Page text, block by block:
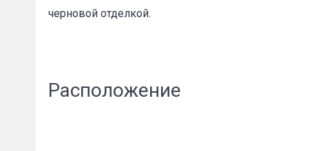
черновой отделкой.
Расположение